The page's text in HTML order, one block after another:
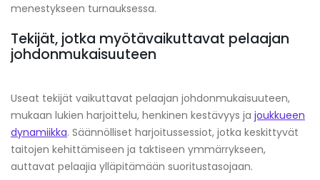
menestykseen turnauksessa.
Tekijät, jotka myötävaikuttavat pelaajan
johdonmukaisuuteen
Useat tekijät vaikuttavat pelaajan johdonmukaisuuteen,
mukaan lukien harjoittelu, henkinen kestävyys ja joukkueen
dynamiikka. Säännölliset harjoitussessiot, jotka keskittyvät
taitojen kehittämiseen ja taktiseen ymmärrykseen,
auttavat pelaajia ylläpitämään suoritustasojaan.